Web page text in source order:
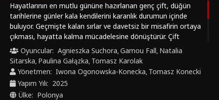
Hayatlarının en mutlu gününe hazırlanan genç çift, düğün
tarihlerine günler kala kendilerini karanlık durumun içinde
buluyor. Geçmişte kalan sırlar ve davetsiz bir misafirin ortaya
çıkması, hayatta kalma mücadelesine dönüştürür. Çift
birbirlerine olan güvenlerini sorgularken, düğünden önce
işlenen cinayet ise tüm şüpheleri düğündekilerin üzerine
çekiyor. "Düğünden Önce Ölüm (Death Before the Wedding /
Zgon przed weselem)" Filmini Türkçe Altyazılı ve HD olarak
SonHDFilm.net' de izle.
Oyuncular: Agnieszka Suchora,Gamou Fall, Natalia
Sitarska, Paulina Gałązka, Tomasz Karolak
Yönetmen: Iwona Ogonowska-Konecka, Tomasz Konecki
Yapım Yılı: 2025
Ülke: Polonya